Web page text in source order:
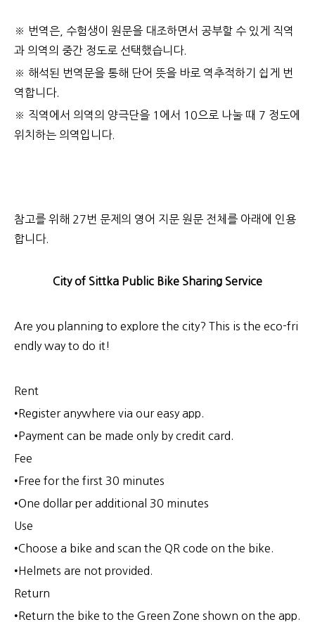
※ 번역은, 수험생이 원문을 대조하면서 공부할 수 있게 직역
과 의역의 중간 정도로 선택했습니다.
※ 해석된 번역문을 통해 단어 뜻을 바로 역추적하기 쉽게 번
역합니다.
※ 직역에서 의역의 양극단을 1에서 10으로 나눌 때 7 정도에
위치하는 의역입니다.
참고를 위해 27번 문제의 영어 지문 원문 전체를 아래에 인용
합니다.
City of Sittka Public Bike Sharing Service
Are you planning to explore the city? This is the eco-fri
endly way to do it!
Rent
•Register anywhere via our easy app.
•Payment can be made only by credit card.
Fee
•Free for the first 30 minutes
•One dollar per additional 30 minutes
Use
•Choose a bike and scan the QR code on the bike.
•Helmets are not provided.
Return
•Return the bike to the Green Zone shown on the app.